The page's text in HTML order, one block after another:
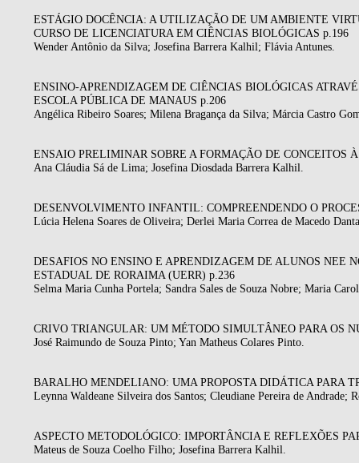
ESTÁGIO DOCÊNCIA: A UTILIZAÇÃO DE UM AMBIENTE
CURSO DE LICENCIATURA EM CIÊNCIAS BIOLÓGICAS p.196
Wender Antônio da Silva; Josefina Barrera Kalhil; Flávia Antunes.
ENSINO-APRENDIZAGEM DE CIÊNCIAS BIOLÓGICAS
ESCOLA PÚBLICA DE MANAUS p.206
Angélica Ribeiro Soares; Milena Bragança da Silva; Márcia Castro
ENSAIO PRELIMINAR SOBRE A FORMAÇÃO DE CONCEITOS
Ana Cláudia Sá de Lima; Josefina Diosdada Barrera Kalhil.
DESENVOLVIMENTO INFANTIL: COMPREENDENDO O
Lúcia Helena Soares de Oliveira; Derlei Maria Correa de Macedo
DESAFIOS NO ENSINO E APRENDIZAGEM DE ALUNOS NEE
ESTADUAL DE RORAIMA (UERR) p.236
Selma Maria Cunha Portela; Sandra Sales de Souza Nobre; Maria
CRIVO TRIANGULAR: UM MÉTODO SIMULTÂNEO PARA OS
José Raimundo de Souza Pinto; Yan Matheus Colares Pinto.
BARALHO MENDELIANO: UMA PROPOSTA DIDÁTICA PARA
Leynna Waldeane Silveira dos Santos; Cleudiane Pereira de Andrade;
ASPECTO METODOLÓGICO: IMPORTÂNCIA E REFLEXÕES
Mateus de Souza Coelho Filho; Josefina Barrera Kalhil.